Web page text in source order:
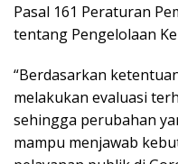
Pasal 161 Peraturan
tentang Pengelolaan
“Berdasarkan
melakukan evaluasi
sehingga perubahan
mampu menjawab